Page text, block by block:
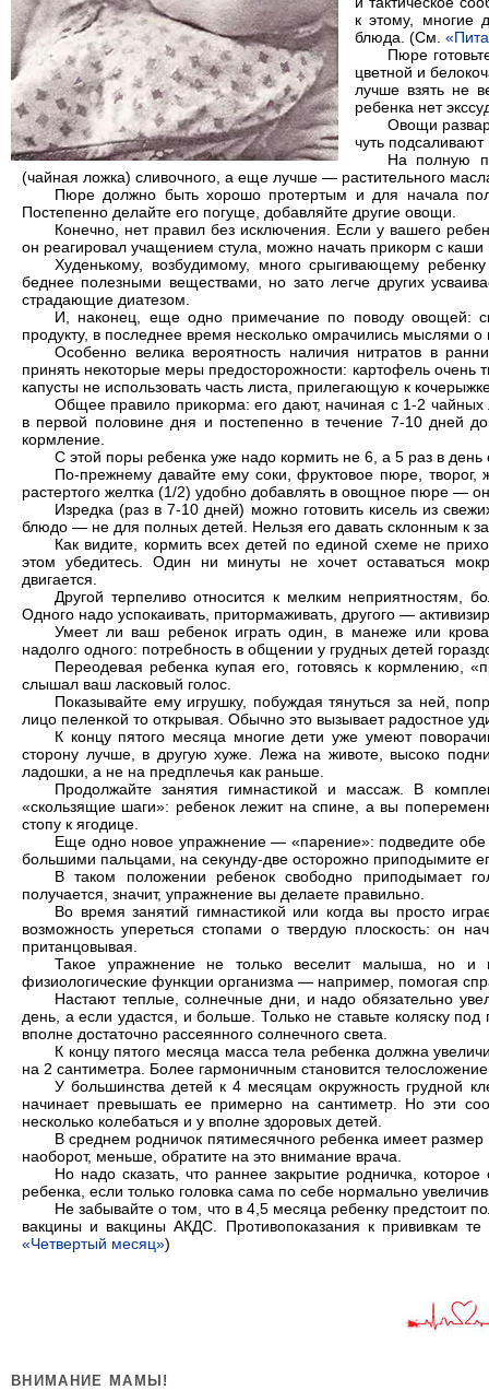
к этому, многие
блюда. (См.
Пюре
цветной и
лучше взять не
ребенка нет
Овощи
чуть
На полную
(чайная ложка) сливочного, а еще лучше — растительного
Пюре должно быть хорошо протертым и для начала
Постепенно делайте его погуще, добавляйте другие овощи.
Конечно, нет правил без исключения. Если у вашего
он реагировал учащением стула, можно начать прикорм с
Худенькому, возбудимому, много срыгивающему
беднее полезными веществами, но зато легче других
страдающие диатезом.
И, наконец, еще одно примечание по поводу овощей:
продукту, в последнее время несколько омрачились мыслями о
Особенно велика вероятность наличия нитратов в
принять некоторые меры предосторожности: картофель очень
капусты не использовать часть листа, прилегающую к
Общее правило прикорма: его дают, начиная с 1-2
в первой половине дня и постепенно в течение 7-10 дней
кормление.
С этой поры ребенка уже надо кормить не 6, а 5 раз в
По-прежнему давайте ему соки, фруктовое пюре,
растертого желтка (1/2) удобно добавлять в овощное пюре —
Изредка (раз в 7-10 дней) можно готовить кисель из
блюдо — не для полных детей. Нельзя его давать склонным к
Как видите, кормить всех детей по единой схеме не
этом убедитесь. Один ни минуты не хочет оставаться
двигается.
Другой терпеливо относится к мелким неприятностям,
Одного надо успокаивать, притормаживать, другого —
Умеет ли ваш ребенок играть один, в манеже или
надолго одного: потребность в общении у грудных детей
Переодевая ребенка купая его, готовясь к кормлению,
слышал ваш ласковый голос.
Показывайте ему игрушку, побуждая тянуться за ней,
лицо пеленкой то открывая. Обычно это вызывает радостное
К концу пятого месяца многие дети уже умеют
сторону лучше, в другую хуже. Лежа на животе, высоко
ладошки, а не на предплечья как раньше.
Продолжайте занятия гимнастикой и массаж. В
«скользящие шаги»: ребенок лежит на спине, а вы
стопу к ягодице.
Еще одно новое упражнение — «парение»: подведите обе
большими пальцами, на секунду-две осторожно приподымите
В таком положении ребенок свободно приподымает
получается, значит, упражнение вы делаете правильно.
Во время занятий гимнастикой или когда вы просто
возможность упереться стопами о твердую плоскость: он
пританцовывая.
Такое упражнение не только веселит малыша, но и
физиологические функции организма — например, помогая
Настают теплые, солнечные дни, и надо обязательно
день, а если удастся, и больше. Только не ставьте коляску
вполне достаточно рассеянного солнечного света.
К концу пятого месяца масса тела ребенка должна
на 2 сантиметра. Более гармоничным становится
У большинства детей к 4 месяцам окружность грудной
начинает превышать ее примерно на сантиметр. Но эти
несколько колебаться и у вполне здоровых детей.
В среднем родничок пятимесячного ребенка имеет
наоборот, меньше, обратите на это внимание врача.
Но надо сказать, что раннее закрытие родничка,
ребенка, если только головка сама по себе нормально
Не забывайте о том, что в 4,5 месяца ребенку предстоит
вакцины и вакцины АКДС. Противопоказания к прививкам
«Четвертый месяц»)
ВНИМАНИЕ МАМЫ!